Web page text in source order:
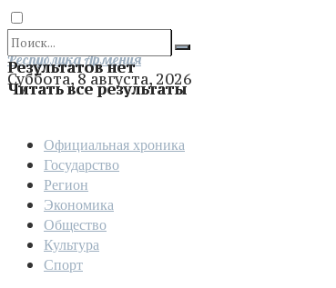
Результатов нет
Читать все результаты
Отправить
Республика Армения
Суббота, 8 августа, 2026
Официальная хроника
Государство
Регион
Экономика
Общество
Культура
Спорт